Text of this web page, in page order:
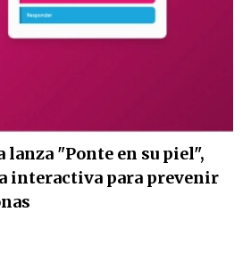
lanza "Ponte en su piel",
interactiva para prevenir